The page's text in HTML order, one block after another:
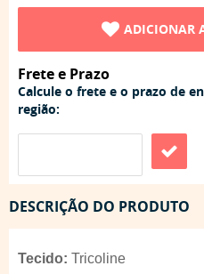
ADICIONAR
Frete e Prazo
Calcule o frete e o prazo de
região:
DESCRIÇÃO DO PRODUTO
Tecido: Tricoline